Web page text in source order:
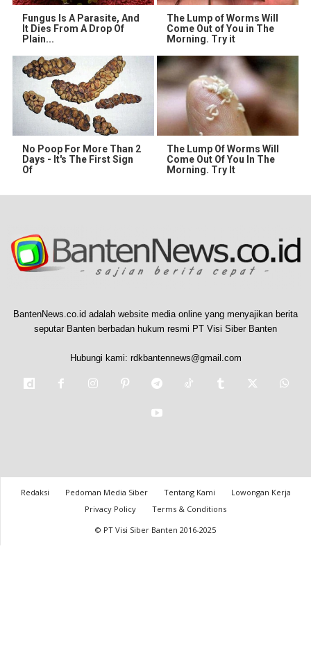
Fungus Is A Parasite, And
It Dies From A Drop Of
Plain...
The Lump of Worms Will
Come Out of You in The
Morning. Try it
No Poop For More Than 2
Days - It's The First Sign
Of
The Lump Of Worms Will
Come Out Of You In The
Morning. Try It
BantenNews.co.id adalah website media online yang menyajikan berita
seputar Banten berbadan hukum resmi PT Visi Siber Banten
Hubungi kami: rdkbantennews@gmail.com
Redaksi Pedoman Media Siber Tentang Kami
Lowongan Kerja
Privacy Policy
Terms & Conditions
© PT Visi Siber Banten 2016-2025